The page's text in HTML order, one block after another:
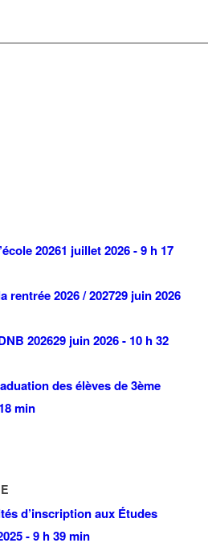
20261 juillet 2026 - 9 h 17
rentrée 2026 / 202729 juin 2026
202629 juin 2026 - 10 h 32
des élèves de 3ème
min
d’inscription aux Études
- 9 h 39 min